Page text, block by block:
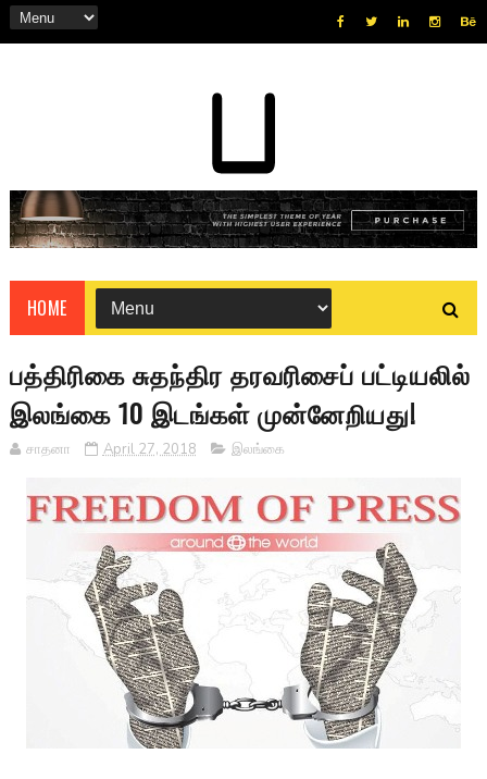
HOME
பத்திரிகை சுதந்திர தரவரிசைப் பட்டியலில்
இலங்கை 10 இடங்கள் முன்னேறியது!
சாதனா April 27, 2018 இலங்கை